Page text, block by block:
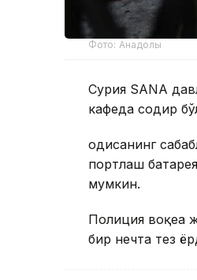
Фото: Анадолы
Сурия SANA
кафеда содир
Ҳодисанинг
портлаш
мумкин.
Полиция воқеа
бир нечта тез